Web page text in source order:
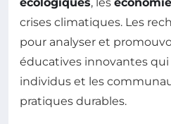
crises climatiques. Les
pour analyser et
éducatives innovantes
individus et les
pratiques durables.